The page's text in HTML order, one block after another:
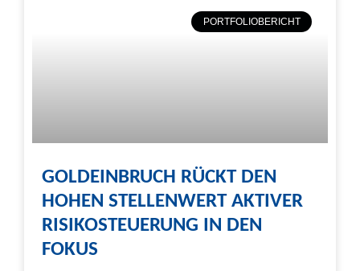
PORTFOLIOBERICHT
GOLDEINBRUCH RÜCKT DEN
HOHEN STELLENWERT AKTIVER
RISIKOSTEUERUNG IN DEN
FOKUS